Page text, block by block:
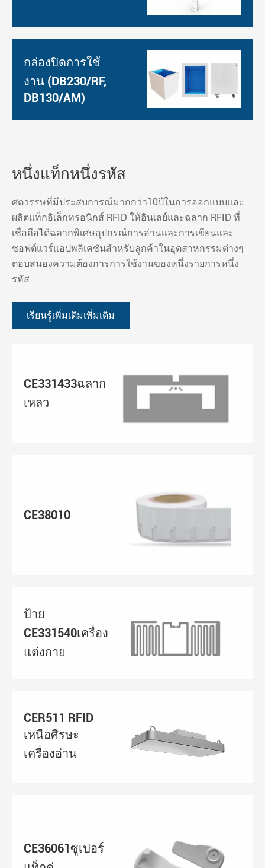
กล่องปิดการใช้
งาน (DB230/RF,
DB130/AM)
หนึ่งแท็กหนึ่งรหัส
ศตวรรษที่มีประสบการณ์มากกว่า10ปีในการออกแบบและ
ผลิตแท็กอิเล็กทรอนิกส์ RFID ให้อินเลย์และฉลาก RFID ที่
เชื่อถือได้ฉลากพิเศษอุปกรณ์การอ่านและการเขียนและ
ซอฟต์แวร์แอปพลิเคชันสำหรับลูกค้าในอุตสาหกรรมต่างๆ
ตอบสนองความต้องการการใช้งานของหนึ่งรายการหนึ่ง
รหัส
เรียนรู้เพิ่มเติมเพิ่มเติม
CE331433ฉลาก
เหลว
CE38010
ป้าย
CE331540เครื่อง
แต่งกาย
CER511 RFID
เหนือศีรษะ
เครื่องอ่าน
CE36061ซูเปอร์